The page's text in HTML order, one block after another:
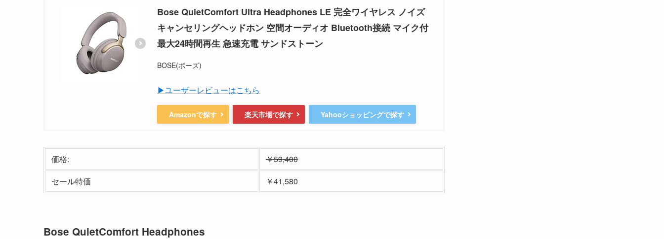
Bose QuietComfort Ultra Headphones LE 完全ワイヤレス ノイズ
キャンセリングヘッドホン 空間オーディオ Bluetooth接続 マイク付
最大24時間再生 急速充電 サンドストーン
BOSE(ボーズ)
▶ユーザーレビューはこちら
Amazonで探す 楽天市場で探す Yahooショッピングで探す
価格:
￥59,400
セール特価
￥41,580
Bose QuietComfort Headphones